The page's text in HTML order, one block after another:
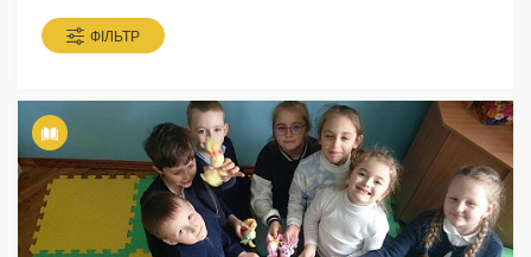
ФІЛЬТР